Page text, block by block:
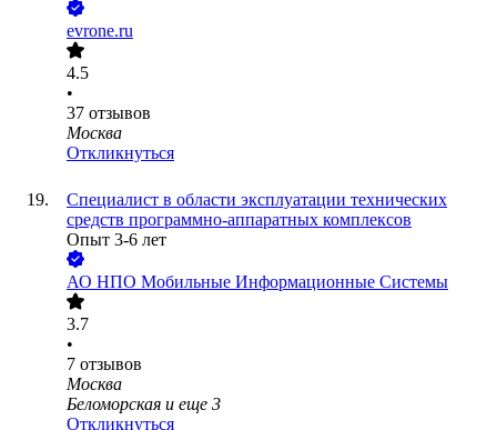
evrone.ru
4.5
•
37 отзывов
Москва
Откликнуться
Специалист в области эксплуатации технических
средств программно-аппаратных комплексов
Опыт 3-6 лет
АО НПО Мобильные Информационные Системы
3.7
•
7 отзывов
Москва
Беломорская и еще 3
Откликнуться